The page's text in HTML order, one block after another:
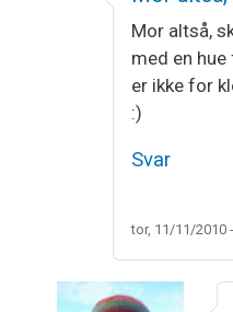
Mor altså,
med en
er ikke for
:)
Svar
tor, 11/11/2010